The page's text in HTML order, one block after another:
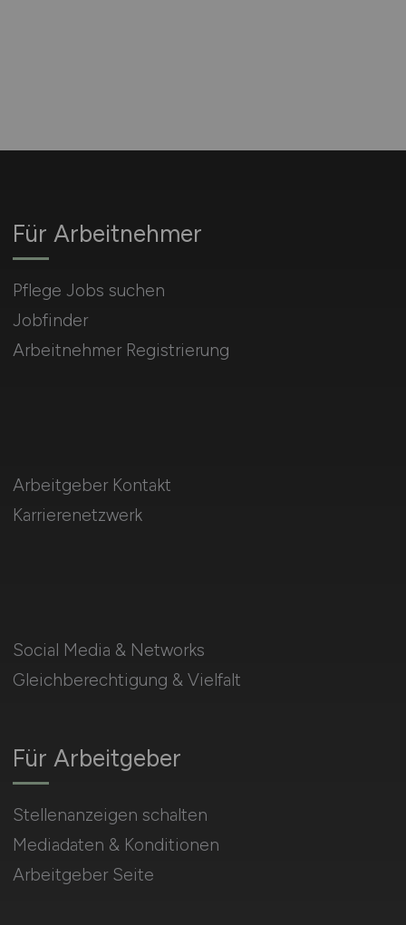
Für Arbeitnehmer
Pflege Jobs suchen
Jobfinder
Arbeitnehmer Registrierung
Social Media & Networks
Gleichberechtigung & Vielfalt
Für Arbeitgeber
Stellenanzeigen schalten
Mediadaten & Konditionen
Arbeitgeber Seite
Arbeitgeber Kontakt
Karrierenetzwerk